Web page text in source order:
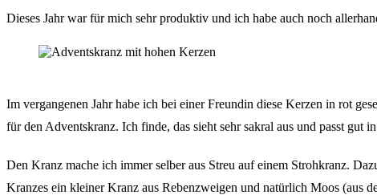
Dieses Jahr war für mich sehr produktiv und ich habe auch noch
Im vergangenen Jahr habe ich bei einer Freundin diese Kerzen in rot
für den Adventskranz. Ich finde, das sieht sehr sakral aus und passt gut
Den Kranz mache ich immer selber aus Streu auf einem Strohkranz.
Kranzes ein kleiner Kranz aus Rebenzweigen und natürlich Moos (aus